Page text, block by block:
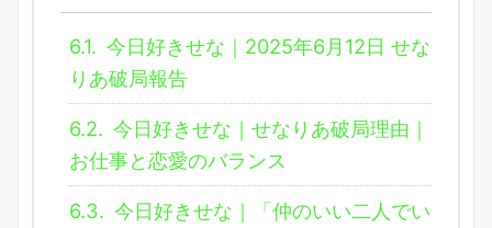
6.1. 今日好きせな｜2025年6月12日 せな
りあ破局報告
6.2. 今日好きせな｜せなりあ破局理由｜
お仕事と恋愛のバランス
6.3. 今日好きせな｜「仲のいい二人でい